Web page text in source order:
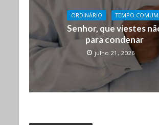
ORDINÁRIO TEMPO COMUM
Senhor, que viestes
para condenar
julho 21, 2026